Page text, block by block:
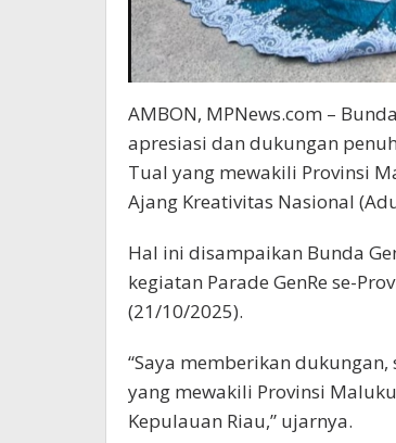
AMBON, MPNews.com –
apresiasi dan dukungan
Tual yang mewakili Provinsi
Ajang Kreativitas Nasional
Hal ini disampaikan Bunda
kegiatan Parade GenRe se-
(21/10/2025).
“Saya memberikan
yang mewakili Provinsi
Kepulauan Riau,” ujarnya.